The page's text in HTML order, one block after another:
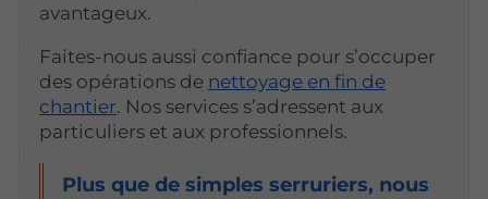
avantageux.
Faites-nous aussi confiance pour s’occuper
des opérations de nettoyage en fin de
chantier. Nos services s’adressent aux
particuliers et aux professionnels.
Plus que de simples serruriers, nous